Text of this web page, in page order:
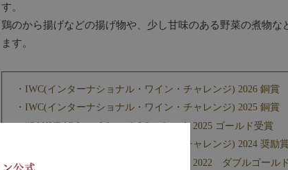
す。
鶏のから揚げなどの揚げ物や、少し甘味のある野菜の煮物な
ます。
IWC(インターナショナル・ワイン・チャレンジ) 2026 銅賞
IWC(インターナショナル・ワイン・チャレンジ) 2025 銅賞
“SAKURA” Japan Women’s Wine Awards 2025 ゴールド受賞
IWC(インターナショナル・ワイン・チャレンジ) 2024 奨励賞
“SAKURA” Japan Women’s Wine Awards 2022 ダブルゴール